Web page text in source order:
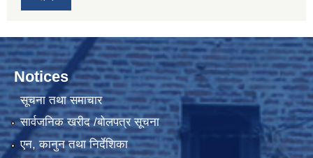
Notices
सूचना तथा समाचार
सार्वजनिक खरीद /बोलपत्र सूचना
एन, कानुन तथा निर्देशिका